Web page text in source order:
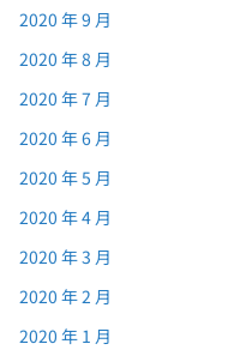
2020 年 9 月
2020 年 8 月
2020 年 7 月
2020 年 6 月
2020 年 5 月
2020 年 4 月
2020 年 3 月
2020 年 2 月
2020 年 1 月